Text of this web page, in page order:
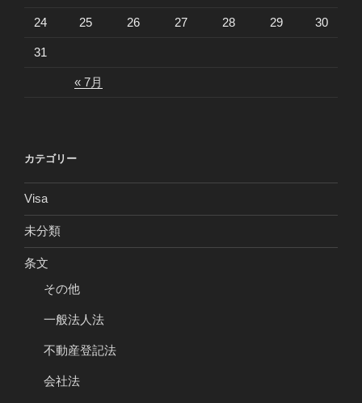
« 7月
24 25 26 27 28 29 30
31
カテゴリー
Visa
未分類
条文
その他
一般法人法
不動産登記法
会社法